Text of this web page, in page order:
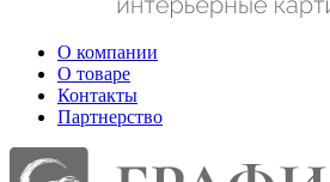
О компании
О товаре
Контакты
Партнерcтво